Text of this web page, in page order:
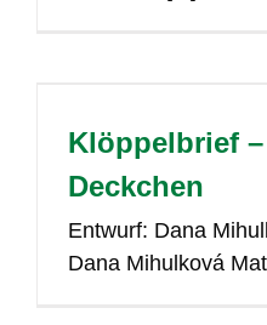
Klöppelbrief
Deckchen
Entwurf: Dana
Dana Mihulková